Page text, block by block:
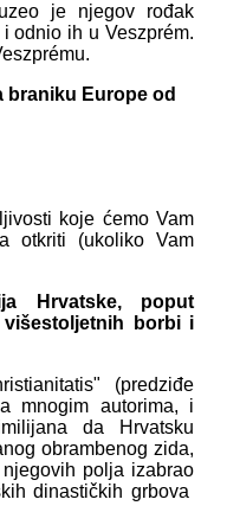
je njegov rođak
odnio ih u Veszprém.
Europe od
koje ćemo Vam
otkriti (ukoliko Vam
Hrvatske, poput
borbi i
(predziđe
mnogim autorima, i
da Hrvatsku
obrambenog zida,
polja izabrao
dinastičkih grbova